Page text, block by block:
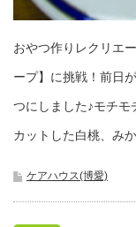
おやつ作りレクリエ
ープ】に挑戦！前日
つにしました♪モチモ
カットした白桃、み
ケアハウス(博愛)